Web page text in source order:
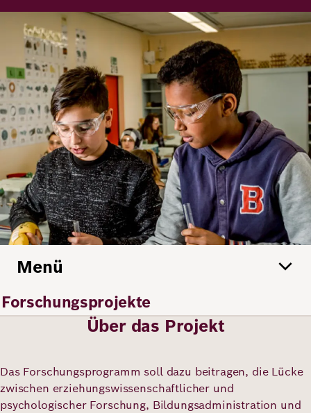
Presse
Publikationen
Veranstaltungen
Robert
Bosch
Academy
Initiativen
und
Einrichtungen
Klimawandel
Migration
Ukraine
Menü
Forschungsprojekte
Über das Projekt
Das Forschungsprogramm soll dazu beitragen, die Lücke
zwischen erziehungswissenschaftlicher und
psychologischer Forschung, Bildungsadministration und